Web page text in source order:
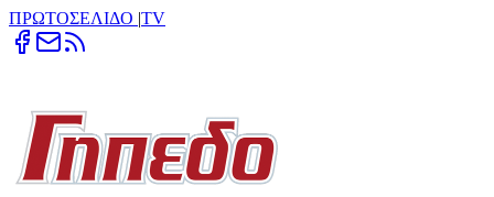
ΠΡΩΤΟΣΕΛΙΔΟ |TV